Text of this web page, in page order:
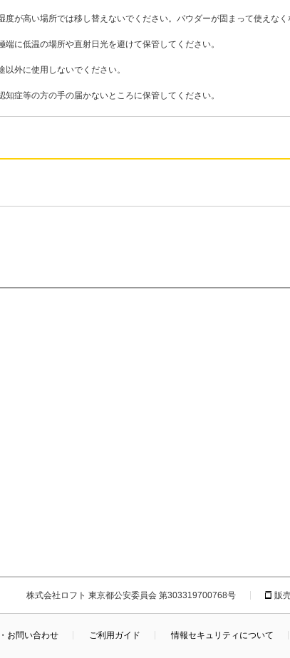
度が高い場所では移し替えないでください。パウダーが固まって使えなく
端に低温の場所や直射日光を避けて保管してください。
以外に使用しないでください。
知症等の方の手の届かないところに保管してください。
株式会社ロフト 東京都公安委員会 第303319700768号 販
お問い合わせ ご利用ガイド 情報セキュリティについて